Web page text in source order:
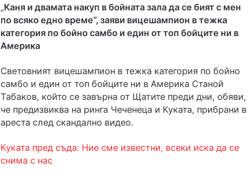
„Каня и двамата накуп в бойната зала да се бият с мен
по всяко едно време“, заяви вицешампион в тежка
категория по бойно самбо и един от топ бойците ни в
Америка
Световният вицешампион в тежка категория по бойно
самбо и един от топ бойците ни в Америка Станой
Табаков, който се завърна от Щатите преди дни, обяви,
че предизвиква на ринга Чеченеца и Куката, прибрани в
ареста след скандално видео.
Куката пред съда: Ние сме известни, всеки иска да се
снима с нас